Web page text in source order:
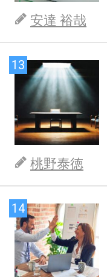
安達 裕哉
13
桃野泰徳
14